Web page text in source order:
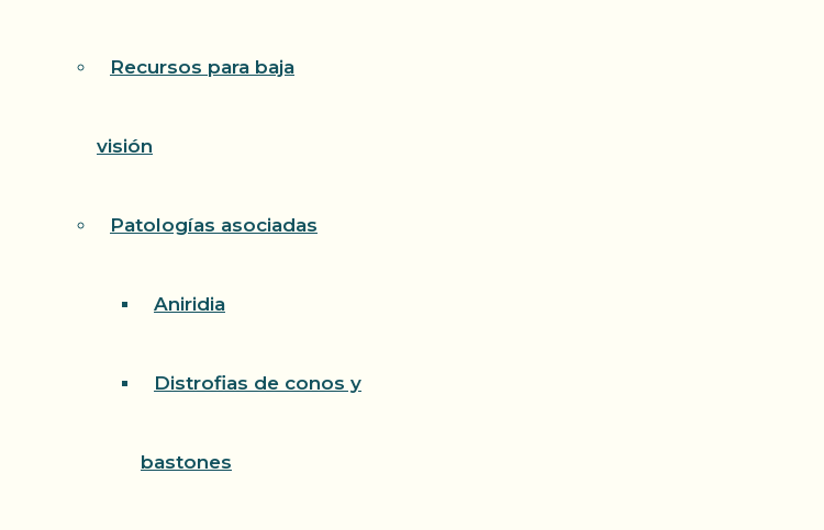
Recursos para baja
visión
Patologías asociadas
Aniridia
Distrofias de conos y
bastones